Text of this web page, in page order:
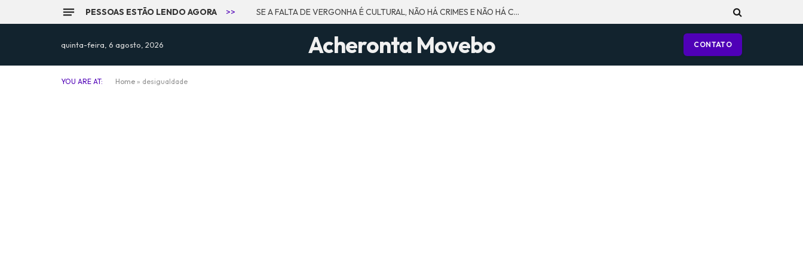
PESSOAS ESTÃO LENDO AGORA >> SE A FALTA DE VERGONHA É CULTURAL, NÃO HÁ CRIMES E NÃO HÁ CULPADOS.
quinta-feira, 6 agosto, 2026 Acheronta Movebo CONTATO
YOU ARE AT: Home » desigualdade